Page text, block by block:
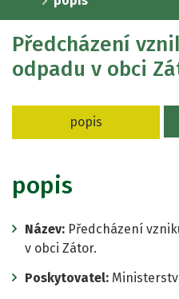
Předcházení
odpadu v obci
popis
popis
Název: Předcházení
v obci Zátor.
Poskytovatel: